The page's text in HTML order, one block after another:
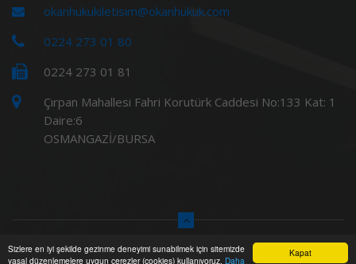
Kapat
Sizlere en iyi şekilde gezinme deneyimi sunabilmek için sitemizde
yasal düzenlemelere uygun çerezler (cookies) kullanıyoruz. Daha
okanhukukiletisim@okanhukuk.com
0224 273 01 80
0224 273 01 81
Çırpan Mahallesi Fahri Korutürk Caddesi No:133 Kat: 1
Daire:6
OSMANGAZİ/BURSA
© 2019AnkaData